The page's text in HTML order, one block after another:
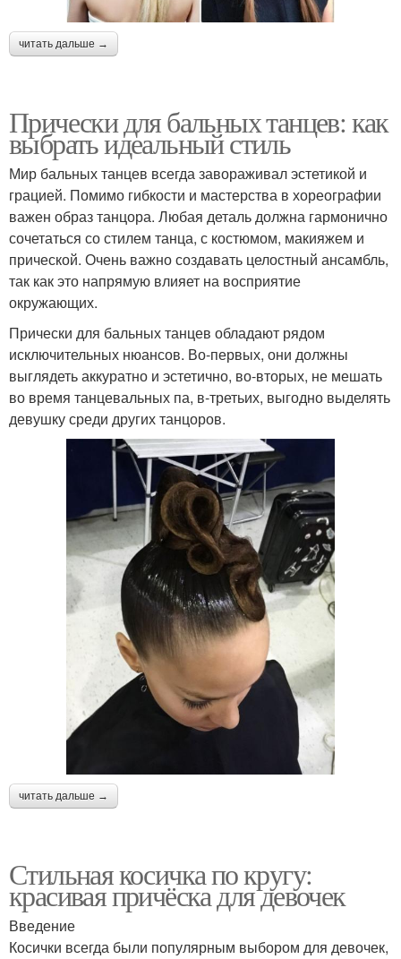
читать дальше →
Прически для бальных танцев: как
выбрать идеальный стиль
Мир бальных танцев всегда завораживал эстетикой и
грацией. Помимо гибкости и мастерства в хореографии
важен образ танцора. Любая деталь должна гармонично
сочетаться со стилем танца, с костюмом, макияжем и
прической. Очень важно создавать целостный ансамбль,
так как это напрямую влияет на восприятие
окружающих.
Прически для бальных танцев обладают рядом
исключительных нюансов. Во-первых, они должны
выглядеть аккуратно и эстетично, во-вторых, не мешать
во время танцевальных па, в-третьих, выгодно выделять
девушку среди других танцоров.
читать дальше →
Стильная косичка по кругу:
красивая причёска для девочек
Введение
Косички всегда были популярным выбором для девочек,